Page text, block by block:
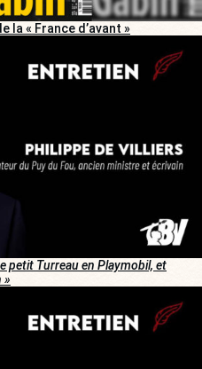
la « France d’avant »
petit Turreau en Playmobil, et
»